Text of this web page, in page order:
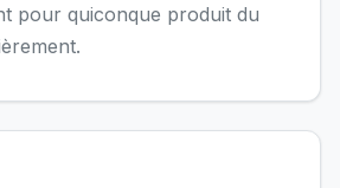
pour quiconque produit du